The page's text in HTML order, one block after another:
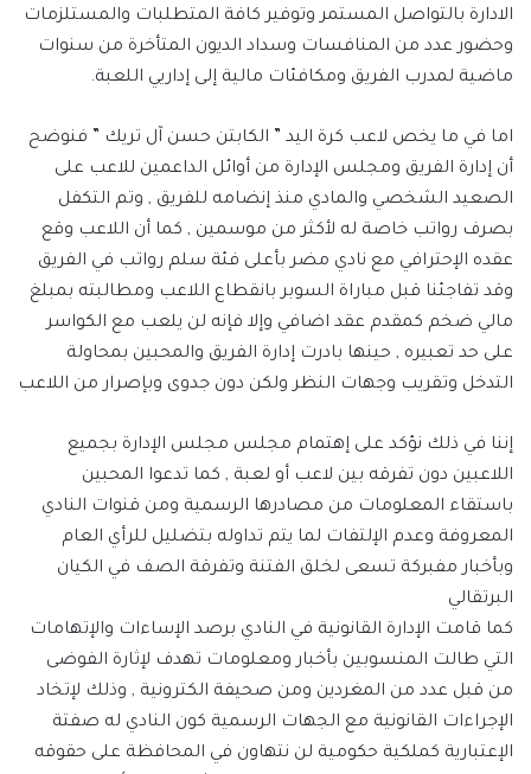
الادارة بالتواصل المستمر وتوفير كافة المتطلبات والمستلزمات
وحضور عدد من المنافسات وسداد الديون المتأخرة من سنوات
ماضية لمدرب الفريق ومكافئات مالية إلى إداريي اللعبة.
اما في ما يخص لاعب كرة اليد ” الكابتن حسن آل تريك ” فنوضح
أن إدارة الفريق ومجلس الإدارة من أوائل الداعمين للاعب على
الصعيد الشخصي والمادي منذ إنضامه للفريق , وتم التكفل
بصرف رواتب خاصة له لأكثر من موسمين , كما أن اللاعب وقع
عقده الإحترافي مع نادي مضر بأعلى فئة سلم رواتب في الفريق
وقد تفاجئنا قبل مباراة السوبر بانقطاع اللاعب ومطالبته بمبلغ
مالي ضخم كمقدم عقد اضافي وإلا فإنه لن يلعب مع الكواسر
على حد تعبيره , حينها بادرت إدارة الفريق والمحبين بمحاولة
التدخل وتقريب وجهات النظر ولكن دون جدوى وبإصرار من اللاعب
إننا في ذلك نؤكد على إهتمام مجلس مجلس الإدارة بجميع
اللاعبين دون تفرقه بين لاعب أو لعبة , كما تدعوا المحبين
باستقاء المعلومات من مصادرها الرسمية ومن قنوات النادي
المعروفة وعدم الإلتفات لما يتم تداوله بتضليل للرأي العام
وبأخبار مفبركة تسعى لخلق الفتنة وتفرقة الصف في الكيان
البرتقالي
كما قامت الإدارة القانونية في النادي برصد الإساءات والإتهامات
التي طالت المنسوبين بأخبار ومعلومات تهدف لإثارة الفوضى
من قبل عدد من المغردين ومن صحيفة الكترونية , وذلك لإتخاد
الإجراءات القانونية مع الجهات الرسمية كون النادي له صفتة
الإعتبارية كملكية حكومية لن نتهاون في المحافظة على حقوقه